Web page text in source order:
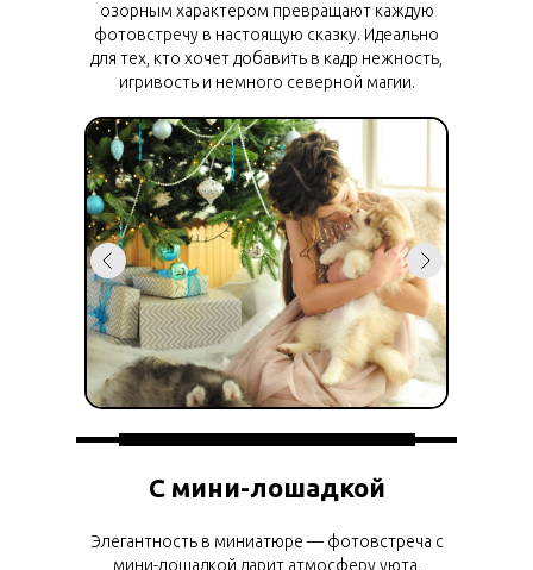
Элегантность в миниатюре — фотовстреча с
мини-лошадкой дарит атмосферу уюта,
С мини-лошадкой
озорным характером превращают каждую
фотовстречу в настоящую сказку. Идеально
для тех, кто хочет добавить в кадр нежность,
игривость и немного северной магии.